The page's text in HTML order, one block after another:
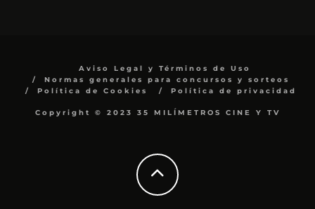
Aviso Legal y Términos de Uso
Normas generales para concursos y sorteos
Política de Cookies
Política de privacidad
Copyright © 2023 35 MILÍMETROS CINE Y TV